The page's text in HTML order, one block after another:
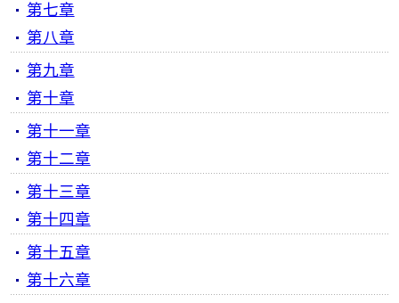
第七章
第八章
第九章
第十章
第十一章
第十二章
第十三章
第十四章
第十五章
第十六章